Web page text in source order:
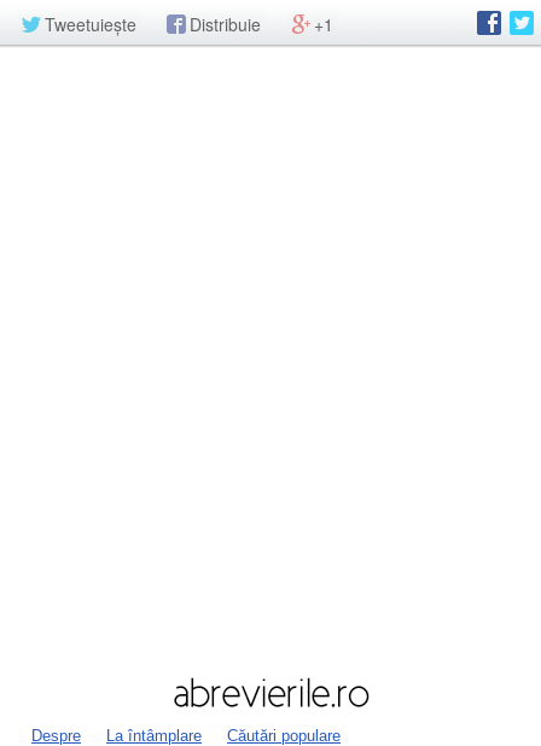
Tweetuiește Distribuie +1
Despre La întâmplare Căutări populare